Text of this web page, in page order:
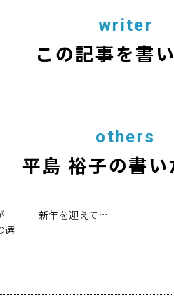
writer
この記事を書
others
平島 裕子の書い
選
新年を迎えて…